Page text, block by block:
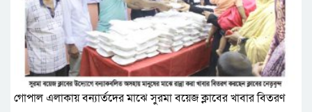
গোপাল এলাকায় বন্যার্তদের মাঝে সুরমা বয়েজ ক্লাবের খাবার বিতরণ